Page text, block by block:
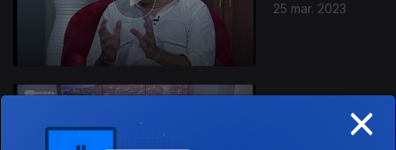
25 mar. 2023
×